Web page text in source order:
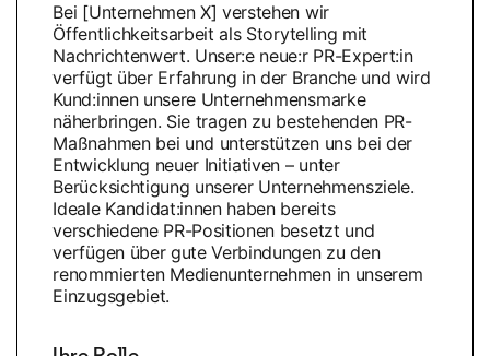
Bei [Unternehmen X] verstehen wir
Öffentlichkeitsarbeit als Storytelling mit
Nachrichtenwert. Unser:e neue:r PR-Expert:in
verfügt über Erfahrung in der Branche und wird
Kund:innen unsere Unternehmensmarke
näherbringen. Sie tragen zu bestehenden PR-
Maßnahmen bei und unterstützen uns bei der
Entwicklung neuer Initiativen – unter
Berücksichtigung unserer Unternehmensziele.
Ideale Kandidat:innen haben bereits
verschiedene PR-Positionen besetzt und
verfügen über gute Verbindungen zu den
renommierten Medienunternehmen in unserem
Einzugsgebiet.